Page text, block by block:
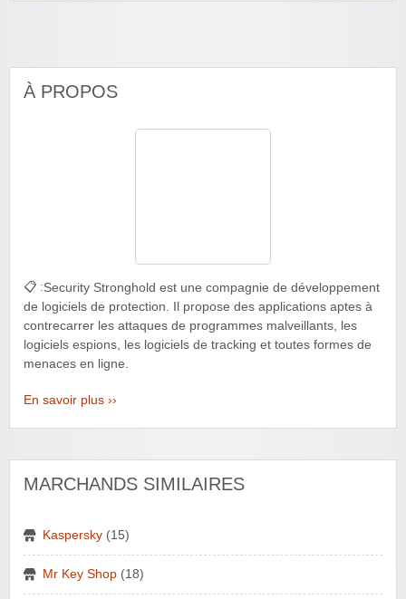
À PROPOS
📋 :Security Stronghold est une compagnie de développement
de logiciels de protection. Il propose des applications aptes à
contrecarrer les attaques de programmes malveillants, les
logiciels espions, les logiciels de tracking et toutes formes de
menaces en ligne.
En savoir plus ››
MARCHANDS SIMILAIRES
Kaspersky (15)
Mr Key Shop (18)